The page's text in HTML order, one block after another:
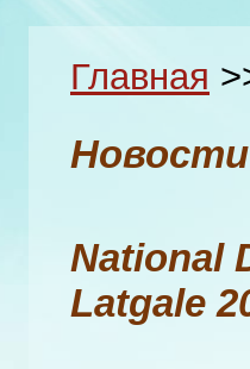
Главная
Новости
National
Latgale